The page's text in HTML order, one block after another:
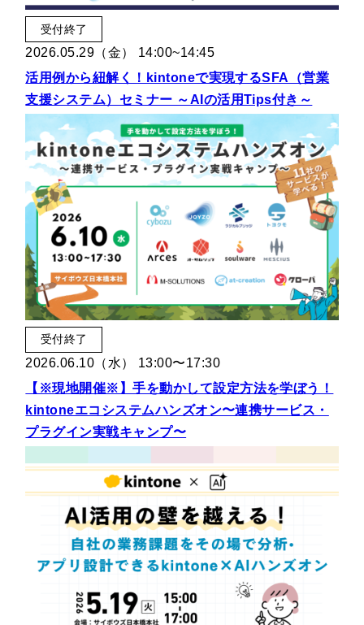
受付終了
2026.05.29（金） 14:00~14:45
活用例から紐解く！kintoneで実現するSFA（営業
支援システム）セミナー ～AIの活用Tips付き～
受付終了
2026.06.10（水） 13:00〜17:30
【※現地開催※】手を動かして設定方法を学ぼう！
kintoneエコシステムハンズオン〜連携サービス・
プラグイン実戦キャンプ〜